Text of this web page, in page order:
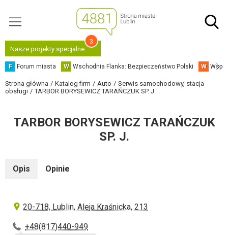
Nasze projekty specjalne
3
F Forum miasta W Wschodnia Flanka: Bezpieczeństwo Polski W
Strona główna Katalog firm Auto
Serwis samochodowy, stacja
obsługi
TARBOR BORYSEWICZ TARAŃCZUK SP. J.
TARBOR BORYSEWICZ TARAŃCZUK
SP. J.
Opis Opinie
20-718, Lublin, Aleja Kraśnicka, 213
+48(817)440-949